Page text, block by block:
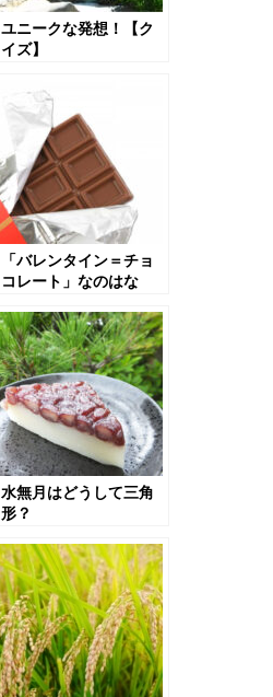
ユニークな発想！【ク
イズ】
「バレンタイン＝チョ
コレート」なのはな
チ」の箱はなぜ六角
形？など、チョコレー
トの豆知識５選【バレ
ンタイン】
水無月はどうして三角
形？